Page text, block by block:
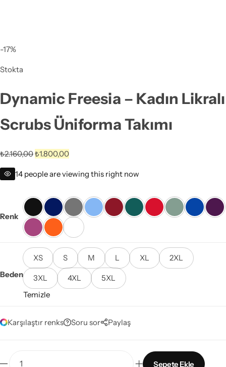
-17%
Stokta
Dynamic Freesia – Kadın Likralı
Scrubs Üniforma Takımı
₺2.160,00₺1.800,00
14 people are viewing this right now
Renk
Beden
XS S M L XL 2XL
3XL 4XL 5XL
Temizle
Karşılaştır renks Soru sor Paylaş
Sepete Ekle